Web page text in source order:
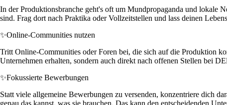
In der Produktionsbranche geht's oft um Mundpropaganda und lokale
sind. Frag dort nach Praktika oder Vollzeitstellen und lass deinen
✨Online-Communities nutzen
Tritt Online-Communities oder Foren bei, die sich auf die Produktion
Unternehmen erhalten, sondern auch direkt nach offenen Stellen bei
✨Fokussierte Bewerbungen
Statt viele allgemeine Bewerbungen zu versenden, konzentriere dich